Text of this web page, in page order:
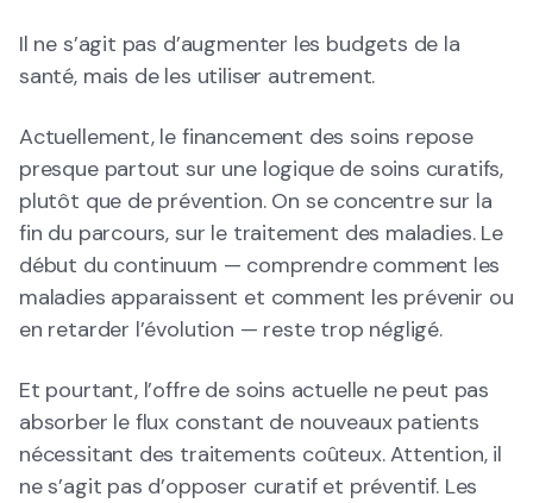
Il ne s’agit pas d’augmenter les budgets de la
santé, mais de les utiliser autrement.
Actuellement, le financement des soins repose
presque partout sur une logique de soins curatifs,
plutôt que de prévention. On se concentre sur la
fin du parcours, sur le traitement des maladies. Le
début du continuum — comprendre comment les
maladies apparaissent et comment les prévenir ou
en retarder l’évolution — reste trop négligé.
Et pourtant, l’offre de soins actuelle ne peut pas
absorber le flux constant de nouveaux patients
nécessitant des traitements coûteux. Attention, il
ne s’agit pas d’opposer curatif et préventif. Les